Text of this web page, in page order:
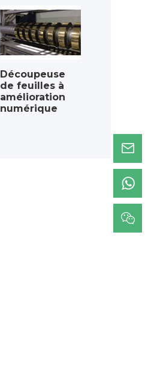
Découpeuse
de feuilles à
amélioration
numérique